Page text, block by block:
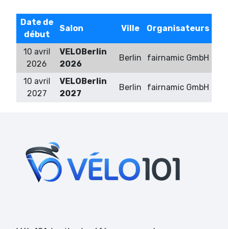
Date de
début
Salon Ville Organisateurs
10 avril
2026
VELOBerlin
2026
Berlin fairnamic GmbH
10 avril
2027
VELOBerlin
2027
Berlin fairnamic GmbH